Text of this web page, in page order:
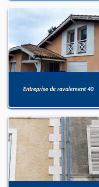
Entreprise de ravalement 40